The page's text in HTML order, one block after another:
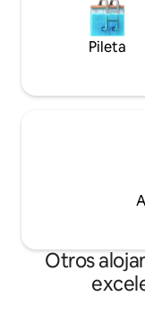
Pileta
Otros